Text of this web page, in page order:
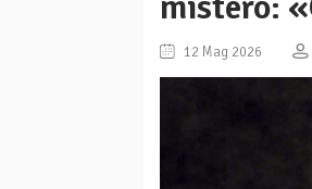
12 Mag 2026